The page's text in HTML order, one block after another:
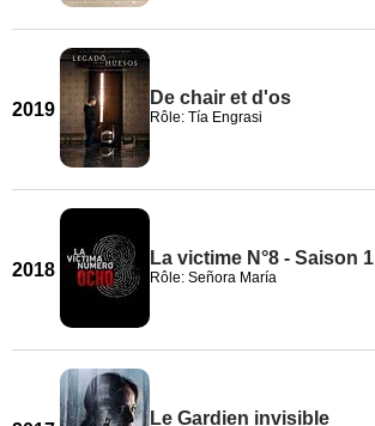
2019
De chair et d'os
Rôle: Tía Engrasi
2018
La victime N°8 - Saison 1
Rôle: Señora María
Le Gardien invisible